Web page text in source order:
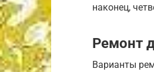
наконец,
Ремонт
Варианты